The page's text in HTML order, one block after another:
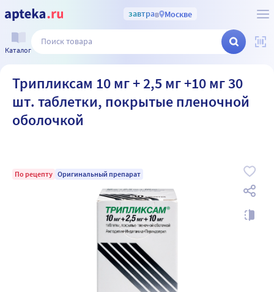
завтрав Москве
Каталог
Трипликсам 10 мг + 2,5 мг +10 мг 30
шт. таблетки, покрытые пленочной
оболочкой
По рецепту Оригинальный препарат